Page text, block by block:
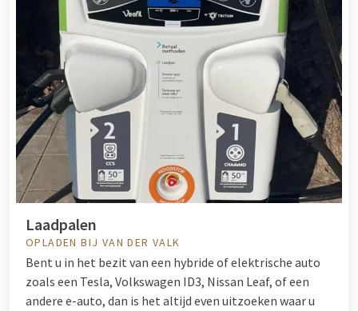
Laadpalen
OPLADEN BIJ VAN DER VALK
Bent u in het bezit van een hybride of elektrische auto
zoals een Tesla, Volkswagen ID3, Nissan Leaf, of een
andere e-auto, dan is het altijd even uitzoeken waar u